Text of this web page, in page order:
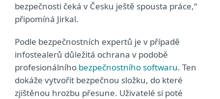
bezpečnosti čeká v Česku ještě spousta práce,“
připomíná Jirkal.
Podle bezpečnostních expertů je v případě
infostealerů důležitá ochrana v podobě
profesionálního bezpečnostního softwaru. Ten
dokáže vytvořit bezpečnou složku, do které
zjištěnou hrozbu přesune. Uživatelé si poté